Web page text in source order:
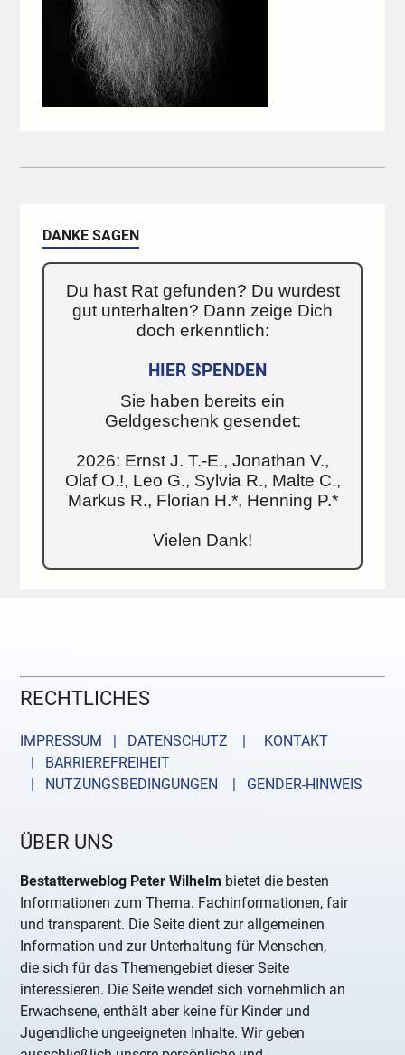
DANKE SAGEN
Du hast Rat gefunden? Du wurdest
gut unterhalten? Dann zeige Dich
doch erkenntlich:
HIER SPENDEN
Sie haben bereits ein
Geldgeschenk gesendet:
2026: Ernst J. T.-E., Jonathan V.,
Olaf O.!, Leo G., Sylvia R., Malte C.,
Markus R., Florian H.*, Henning P.*
Vielen Dank!
RECHTLICHES
IMPRESSUM | DATENSCHUTZ |
KONTAKT
| BARRIEREFREIHEIT
| NUTZUNGSBEDINGUNGEN
| GENDER-HINWEIS
ÜBER UNS
Bestatterweblog Peter Wilhelm bietet die besten
Informationen zum Thema. Fachinformationen, fair
und transparent. Die Seite dient zur allgemeinen
Information und zur Unterhaltung für Menschen,
die sich für das Themengebiet dieser Seite
interessieren. Die Seite wendet sich vornehmlich an
Erwachsene, enthält aber keine für Kinder und
Jugendliche ungeeigneten Inhalte. Wir geben